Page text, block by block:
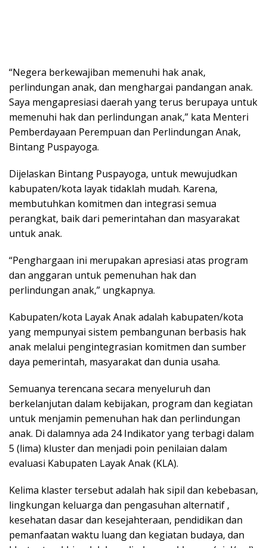
“Negera berkewajiban memenuhi hak anak,
perlindungan anak, dan menghargai pandangan anak.
Saya mengapresiasi daerah yang terus berupaya untuk
memenuhi hak dan perlindungan anak,” kata Menteri
Pemberdayaan Perempuan dan Perlindungan Anak,
Bintang Puspayoga.
Dijelaskan Bintang Puspayoga, untuk mewujudkan
kabupaten/kota layak tidaklah mudah. Karena,
membutuhkan komitmen dan integrasi semua
perangkat, baik dari pemerintahan dan masyarakat
untuk anak.
“Penghargaan ini merupakan apresiasi atas program
dan anggaran untuk pemenuhan hak dan
perlindungan anak,” ungkapnya.
Kabupaten/kota Layak Anak adalah kabupaten/kota
yang mempunyai sistem pembangunan berbasis hak
anak melalui pengintegrasian komitmen dan sumber
daya pemerintah, masyarakat dan dunia usaha.
Semuanya terencana secara menyeluruh dan
berkelanjutan dalam kebijakan, program dan kegiatan
untuk menjamin pemenuhan hak dan perlindungan
anak. Di dalamnya ada 24 Indikator yang terbagi dalam
5 (lima) kluster dan menjadi poin penilaian dalam
evaluasi Kabupaten Layak Anak (KLA).
Kelima klaster tersebut adalah hak sipil dan kebebasan,
lingkungan keluarga dan pengasuhan alternatif ,
kesehatan dasar dan kesejahteraan, pendidikan dan
pemanfaatan waktu luang dan kegiatan budaya, dan